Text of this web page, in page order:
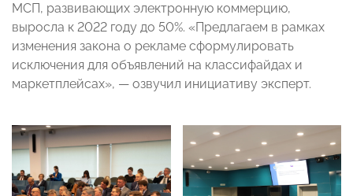
МСП, развивающих электронную коммерцию,
выросла к 2022 году до 50%. «Предлагаем в рамках
изменения закона о рекламе сформулировать
исключения для объявлений на классифайдах и
маркетплейсах», — озвучил инициативу эксперт.